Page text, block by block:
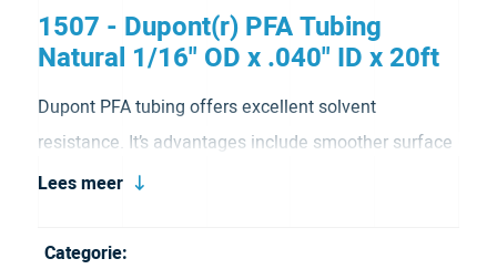
1507 - Dupont(r) PFA Tubing
Natural 1/16" OD x .040" ID x 20ft
Dupont PFA tubing offers excellent solvent
resistance. It’s advantages include smoother surface
texture, higher continuous service temperature and
clear choice for professionals in the medical and
Lees meer
Categorie: